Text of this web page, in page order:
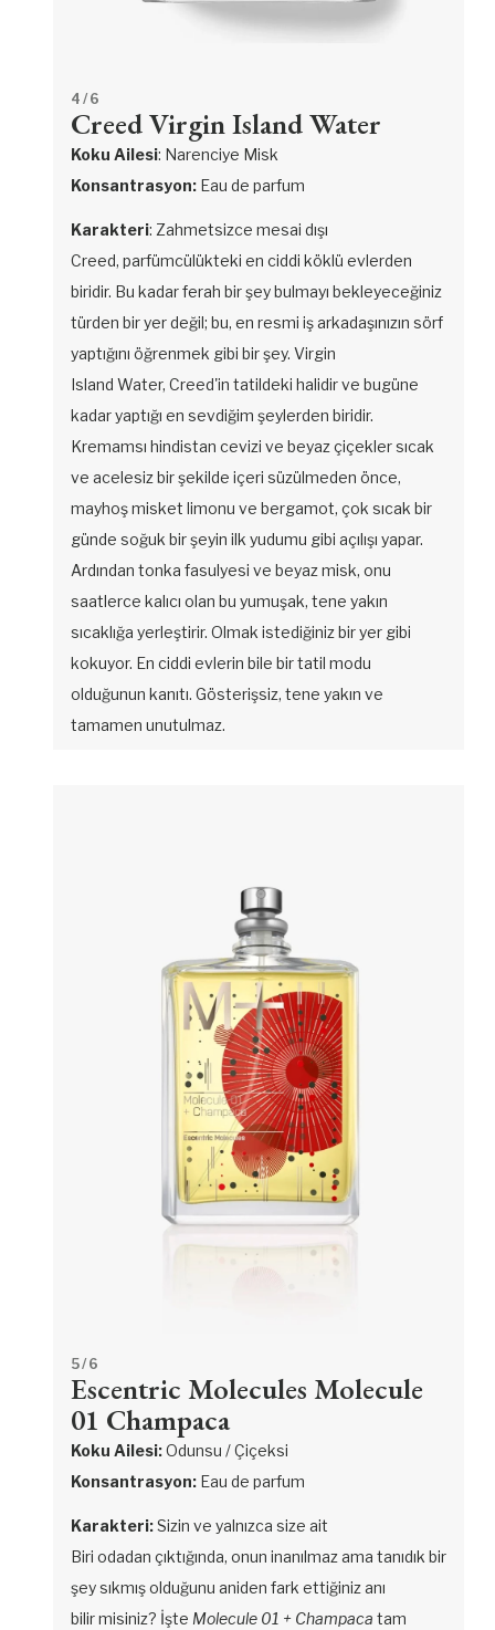
4 / 6
Creed Virgin Island Water
Koku Ailesi: Narenciye Misk
Konsantrasyon: Eau de parfum
Karakteri: Zahmetsizce mesai dışı
Creed, parfümcülükteki en ciddi köklü evlerden
biridir. Bu kadar ferah bir şey bulmayı bekleyeceğiniz
türden bir yer değil; bu, en resmi iş arkadaşınızın sörf
yaptığını öğrenmek gibi bir şey. Virgin
Island Water, Creed'in tatildeki halidir ve bugüne
kadar yaptığı en sevdiğim şeylerden biridir.
Kremamsı hindistan cevizi ve beyaz çiçekler sıcak
ve acelesiz bir şekilde içeri süzülmeden önce,
mayhoş misket limonu ve bergamot, çok sıcak bir
günde soğuk bir şeyin ilk yudumu gibi açılışı yapar.
Ardından tonka fasulyesi ve beyaz misk, onu
saatlerce kalıcı olan bu yumuşak, tene yakın
sıcaklığa yerleştirir. Olmak istediğiniz bir yer gibi
kokuyor. En ciddi evlerin bile bir tatil modu
olduğunun kanıtı. Gösterişsiz, tene yakın ve
tamamen unutulmaz.
5/ 6
Escentric Molecules Molecule
01 Champaca
Koku Ailesi:Odunsu / Çiçeksi
Konsantrasyon: Eau de parfum
Karakteri:Sizin ve yalnızca size ait
Biri odadan çıktığında, onun inanılmaz ama tanıdık bir
şey sıkmış olduğunu aniden fark ettiğiniz anı
bilir misiniz? İşte Molecule 01 + Champaca tam